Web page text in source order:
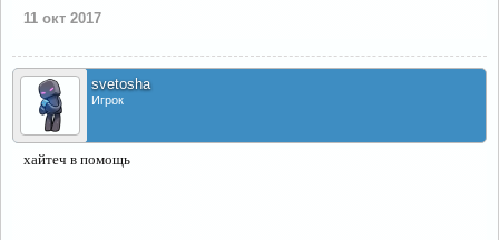
11 окт 2017
svetosha
Игрок
хайтеч в помощь